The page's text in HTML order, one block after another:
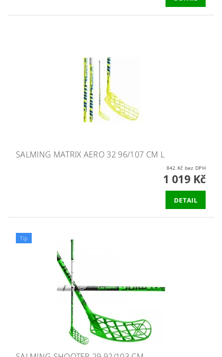
SALMING MATRIX AERO 32 96/107 CM L
842 Kč bez DPH
1 019 Kč
DETAIL
Tip